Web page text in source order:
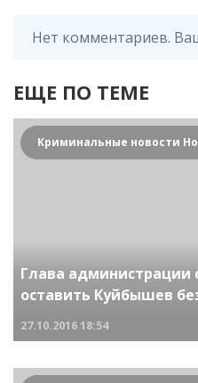
Нет комментариев.
ЕЩЕ ПО ТЕМЕ
Глава администрации
оставить Куйбышев
27.10.201618:54